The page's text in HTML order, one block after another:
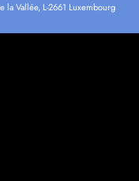
Vallée, L-2661 Luxembourg